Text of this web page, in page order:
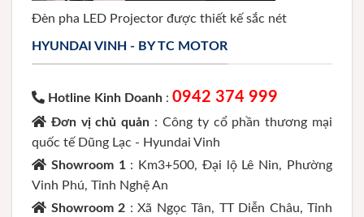
Đèn pha LED Projector được thiết kế sắc nét
HYUNDAI VINH - BY TC MOTOR
Hotline Kinh Doanh : 0942 374 999
Đơn vị chủ quản : Công ty cổ phần thương mại
quốc tế Dũng Lạc - Hyundai Vinh
Showroom 1 : Km3+500, Đại lộ Lê Nin, Phường
Vinh Phú, Tỉnh Nghệ An
Showroom 2 : Xã Ngọc Tân, TT Diễn Châu, Tỉnh